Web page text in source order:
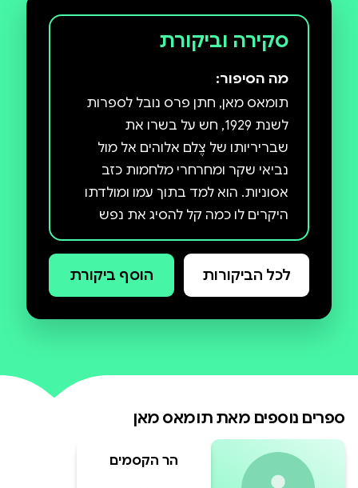
סקירה וביקורת
מה הסיפור:
תומאס מאן, חתן פרס נובל לספרות
לשנת 1929, חש על בשרו את
שבריריותו של צֶלם אלוהים אל מול
נביאי שקר ומחרחרי מלחמות כזב
אסוניות. הוא למד בתוך עמו ומולדתו
היקרים לו כמה קל להסיג את נפש
האדם אל מחוזות הברבריות הרצחנית
במסווה של לעג ותיעוב לאינטלקט
כנחלת המעמד הבינוני. כי גם אם
יתר של תבונה לעולם לא תוליך
האי-רציונליות החוגגת כביכול יצר קדום
וספונטני. אגדה עממית שיש לה מקום
בשדה הפילוסופי והפסיכולוגי, עלולה
להפוך לשקר רצחני בשדה הפוליטי. לכן
לכל הביקורות הוסף ביקורת
ספרים נוספים מאת תומאס מאן
הר הקסמים